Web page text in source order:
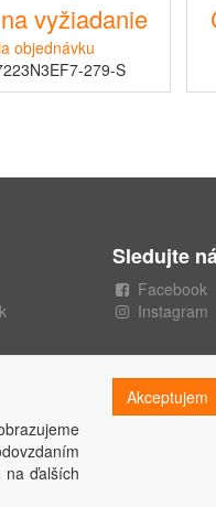
vyžiadanie
objednávku
279-S
Sledujte
Facebook
Instagram
na ďalších
Akceptujem